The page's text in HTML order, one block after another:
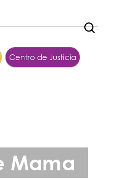
Centro de Justicia
Mama